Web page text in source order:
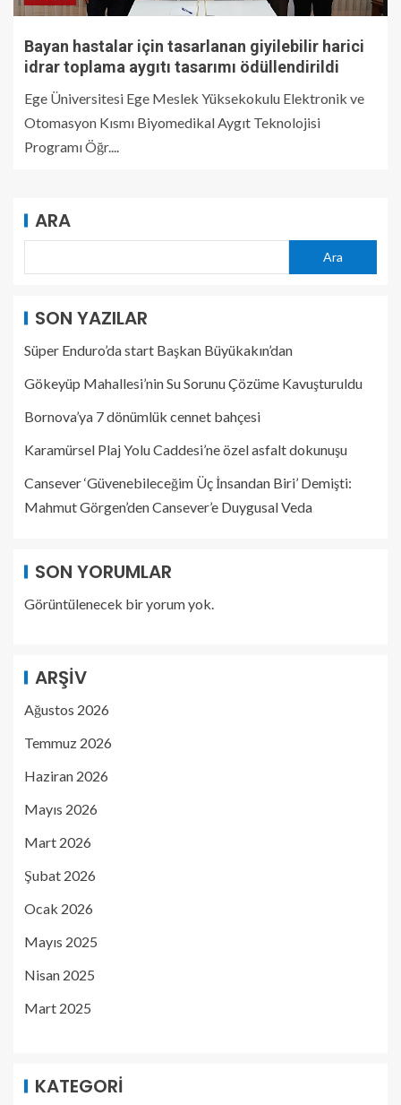
Bayan hastalar için tasarlanan giyilebilir harici
idrar toplama aygıtı tasarımı ödüllendirildi
Ege Üniversitesi Ege Meslek Yüksekokulu Elektronik ve
Otomasyon Kısmı Biyomedikal Aygıt Teknolojisi
Programı Öğr....
ARA
Ara
SON YAZILAR
Süper Enduro’da start Başkan Büyükakın’dan
Gökeyüp Mahallesi’nin Su Sorunu Çözüme Kavuşturuldu
Bornova’ya 7 dönümlük cennet bahçesi
Karamürsel Plaj Yolu Caddesi’ne özel asfalt dokunuşu
Cansever ‘Güvenebileceğim Üç İnsandan Biri’ Demişti:
Mahmut Görgen’den Cansever’e Duygusal Veda
SON YORUMLAR
Görüntülenecek bir yorum yok.
ARŞIV
Ağustos 2026
Temmuz 2026
Haziran 2026
Mayıs 2026
Mart 2026
Şubat 2026
Ocak 2026
Mayıs 2025
Nisan 2025
Mart 2025
KATEGORI